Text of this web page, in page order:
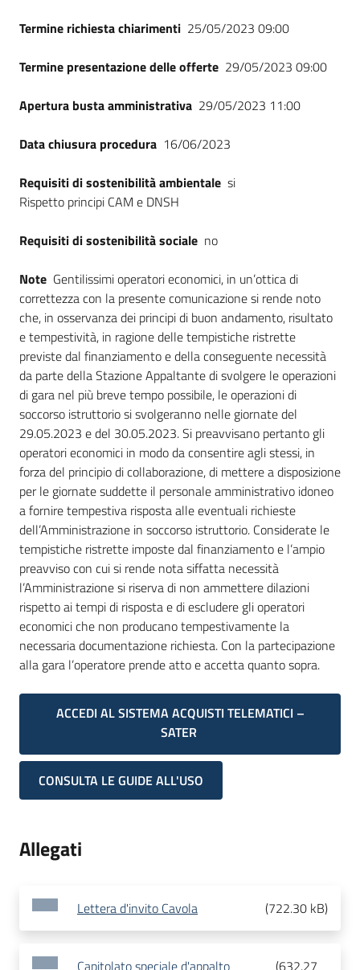
Termine richiesta chiarimenti 25/05/2023 09:00
Termine presentazione delle offerte 29/05/2023 09:00
Apertura busta amministrativa 29/05/2023 11:00
Data chiusura procedura 16/06/2023
Requisiti di sostenibilità ambientale si
Rispetto principi CAM e DNSH
Requisiti di sostenibilità sociale no
Note Gentilissimi operatori economici, in un’ottica di
correttezza con la presente comunicazione si rende noto
che, in osservanza dei principi di buon andamento, risultato
e tempestività, in ragione delle tempistiche ristrette
previste dal finanziamento e della conseguente necessità
da parte della Stazione Appaltante di svolgere le operazioni
di gara nel più breve tempo possibile, le operazioni di
soccorso istruttorio si svolgeranno nelle giornate del
29.05.2023 e del 30.05.2023. Si preavvisano pertanto gli
operatori economici in modo da consentire agli stessi, in
forza del principio di collaborazione, di mettere a disposizione
per le giornate suddette il personale amministrativo idoneo
a fornire tempestiva risposta alle eventuali richieste
dell’Amministrazione in soccorso istruttorio. Considerate le
tempistiche ristrette imposte dal finanziamento e l’ampio
preavviso con cui si rende nota siffatta necessità
l’Amministrazione si riserva di non ammettere dilazioni
rispetto ai tempi di risposta e di escludere gli operatori
economici che non producano tempestivamente la
necessaria documentazione richiesta. Con la partecipazione
alla gara l’operatore prende atto e accetta quanto sopra.
ACCEDI AL SISTEMA ACQUISTI TELEMATICI –
SATER
CONSULTA LE GUIDE ALL'USO
Allegati
Lettera d'invito Cavola (722.30 kB)
Capitolato speciale d'appalto (632.27